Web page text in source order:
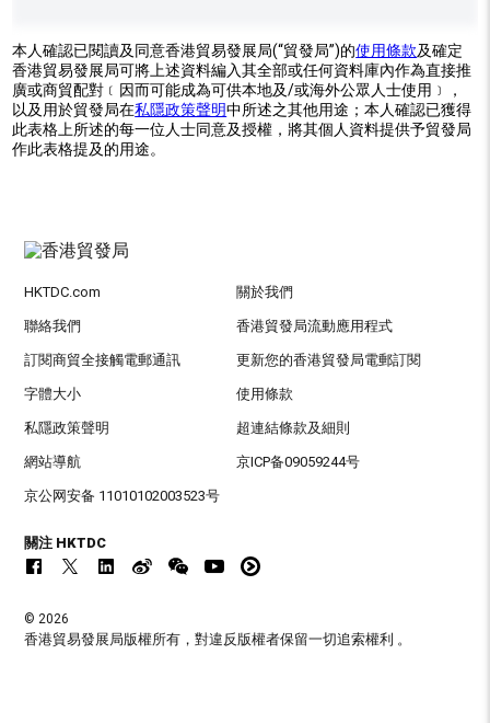
本人確認已閱讀及同意香港貿易發展局(“貿發局”)的使用條款及確定
香港貿易發展局可將上述資料編入其全部或任何資料庫內作為直接推
廣或商貿配對﹝因而可能成為可供本地及/或海外公眾人士使用﹞，
以及用於貿發局在私隱政策聲明中所述之其他用途；本人確認已獲得
此表格上所述的每一位人士同意及授權，將其個人資料提供予貿發局
作此表格提及的用途。
HKTDC.com 關於我們
聯絡我們 香港貿發局流動應用程式
訂閱商貿全接觸電郵通訊 更新您的香港貿發局電郵訂閱
字體大小 使用條款
私隱政策聲明 超連結條款及細則
網站導航 京ICP备09059244号
京公网安备 11010102003523号
關注 HKTDC
© 2026
香港貿易發展局版權所有，對違反版權者保留一切追索權利 。